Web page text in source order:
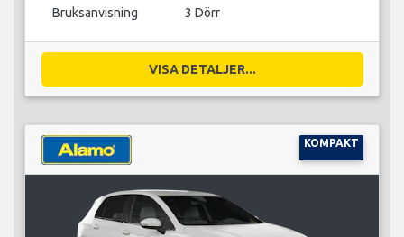
Bruksanvisning 3 Dörr
VISA DETALJER...
KOMPAKT